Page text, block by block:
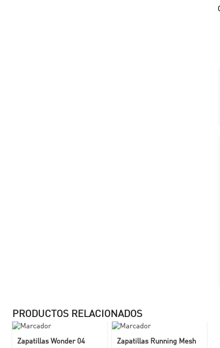
PRODUCTOS RELACIONADOS
Zapatillas Wonder 04
Zapatillas Running Mesh